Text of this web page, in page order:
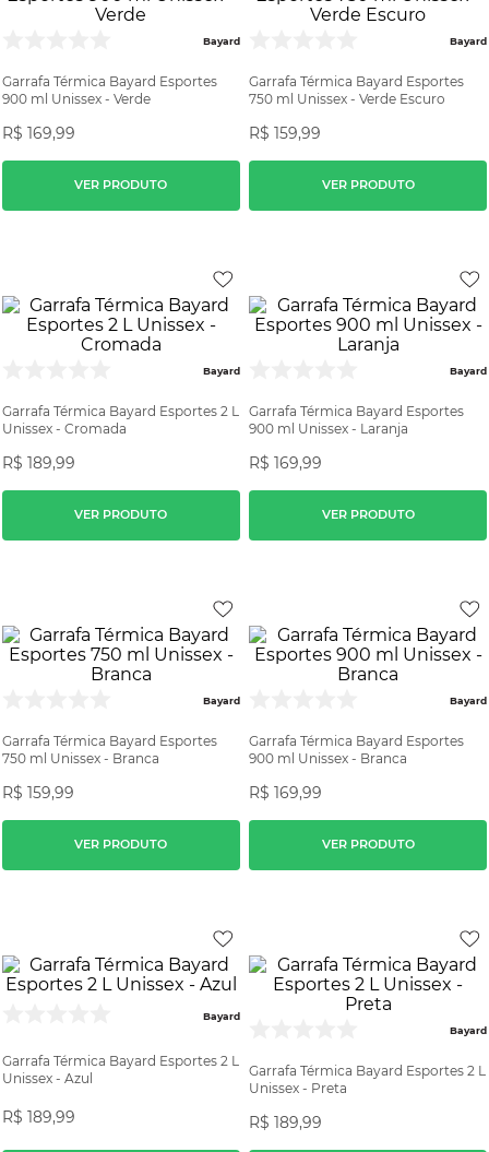
Bayard
Garrafa Térmica Bayard Esportes
900 ml Unissex - Verde
R$ 169,99
VER PRODUTO
Bayard
Garrafa Térmica Bayard Esportes
750 ml Unissex - Verde Escuro
R$ 159,99
VER PRODUTO
Bayard
Garrafa Térmica Bayard Esportes 2 L
Unissex - Cromada
R$ 189,99
VER PRODUTO
Bayard
Garrafa Térmica Bayard Esportes
900 ml Unissex - Laranja
R$ 169,99
VER PRODUTO
Bayard
Garrafa Térmica Bayard Esportes
750 ml Unissex - Branca
R$ 159,99
VER PRODUTO
Bayard
Garrafa Térmica Bayard Esportes
900 ml Unissex - Branca
R$ 169,99
VER PRODUTO
Bayard
Garrafa Térmica Bayard Esportes 2 L
Unissex - Azul
R$ 189,99
Bayard
Garrafa Térmica Bayard Esportes 2 L
Unissex - Preta
R$ 189,99